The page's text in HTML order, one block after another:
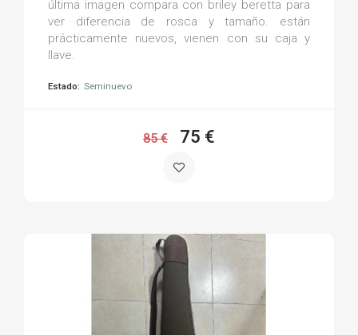
última imagen compara con briley beretta para
ver diferencia de rosca y tamaño. están
prácticamente nuevos, vienen con su caja y
llave.
Estado: Seminuevo
85 € 75 €